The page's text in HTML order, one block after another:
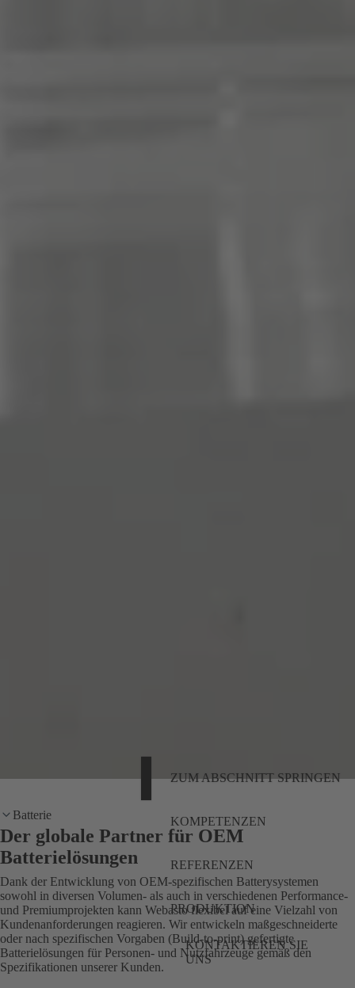
ZUM ABSCHNITT SPRINGEN
KOMPETENZEN
REFERENZEN
PRODUKTION
KONTAKTIEREN SIE
UNS
Batterie
Der globale Partner für OEM
Batterielösungen
Dank der Entwicklung von OEM-spezifischen Batterysystemen
sowohl in diversen Volumen- als auch in verschiedenen Performance-
und Premiumprojekten kann Webasto flexibel auf eine Vielzahl von
Kundenanforderungen reagieren. Wir entwickeln maßgeschneiderte
oder nach spezifischen Vorgaben (Build-to-print) gefertigte
Batterielösungen für Personen- und Nutzfahrzeuge gemäß den
Spezifikationen unserer Kunden.